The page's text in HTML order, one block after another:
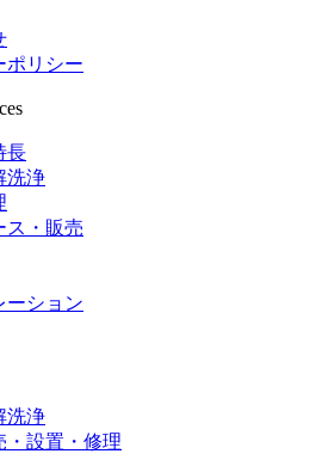
ポリシー
長
洗浄
ス・販売
ーション
洗浄
・設置・修理